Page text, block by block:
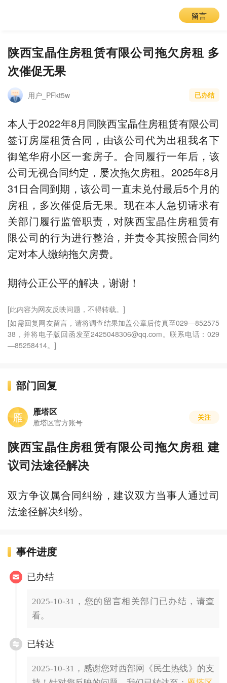
留言
陕西宝晶住房租赁有限公司拖欠房租 多
次催促无果
用户_PFkt5w 已办结
本人于2022年8月同陕西宝晶住房租赁有限公司
签订房屋租赁合同，由该公司代为出租我名下
御笔华府小区一套房子。合同履行一年后，该
公司无视合同约定，屡次拖欠房租。2025年8月
31日合同到期，该公司一直未兑付最后5个月的
房租，多次催促后无果。现在本人急切请求有
关部门履行监管职责，对陕西宝晶住房租赁有
限公司的行为进行整治，并责令其按照合同约
定对本人缴纳拖欠房费。
期待公正公平的解决，谢谢！
[此内容为网友反映问题，不得转载。]
[如需回复网友留言，请将调查结果加盖公章后传真至029—852575
38，并将电子版回函发至2425048306@qq.com。联系电话：029
—85258414。]
部门回复
雁 雁塔区
雁塔区官方账号
关注
陕西宝晶住房租赁有限公司拖欠房租 建
议司法途径解决
双方争议属合同纠纷，建议双方当事人通过司
法途径解决纠纷。
事件进度
已办结
2025-10-31，您的留言相关部门已办结，请查
看。
已转达
2025-10-31，感谢您对西部网《民生热线》的支